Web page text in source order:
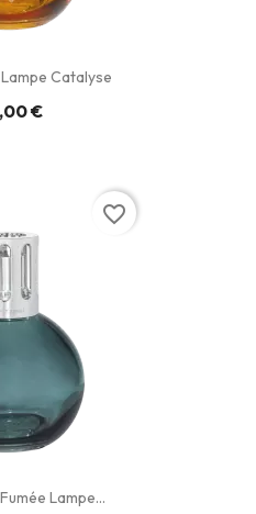
Catalyse
€
Lampe...
favorite_border